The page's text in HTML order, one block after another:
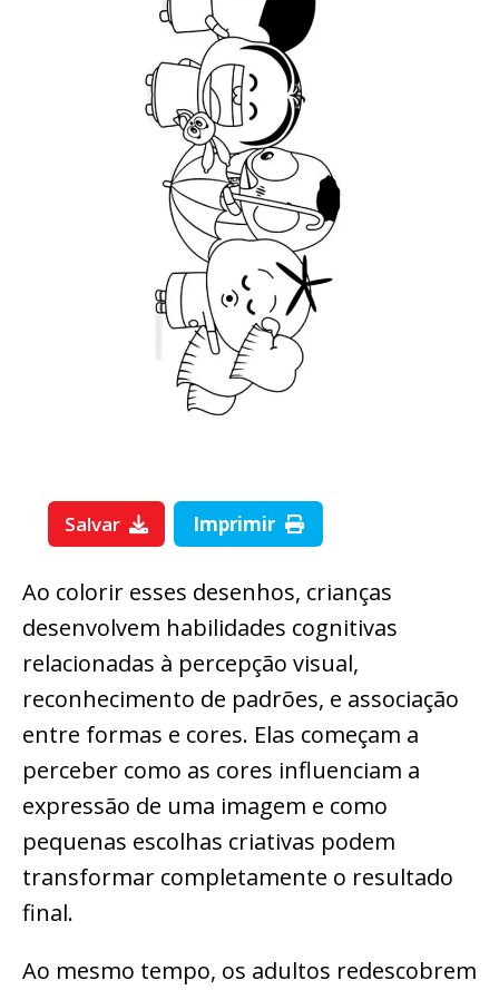
Salvar Imprimir
Ao colorir esses desenhos, crianças
desenvolvem habilidades cognitivas
relacionadas à percepção visual,
reconhecimento de padrões, e associação
entre formas e cores. Elas começam a
perceber como as cores influenciam a
expressão de uma imagem e como
pequenas escolhas criativas podem
transformar completamente o resultado
final.
Ao mesmo tempo, os adultos redescobrem